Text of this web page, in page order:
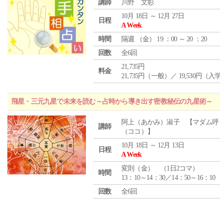
講師 川野 文彰
日程
10月 18日 ～ 12月 27日
A Week
時間
隔週 （金） 19 ：00 ～ 20 ：20
回数
全6回
料金
21,735円
21,735円（一般）／ 19,530円（入
飛星・三元九星で未来を読む～占時から導き出す密教秘伝の九星術～
講師
阿上（あかみ）淑子 【マダム呼
（ココ）】
日程
10月 18日 ～ 12月 13日
A Week
時間
変則（金） （1日2コマ）
13：10～14：30／14：50～16：10
回数
全6回